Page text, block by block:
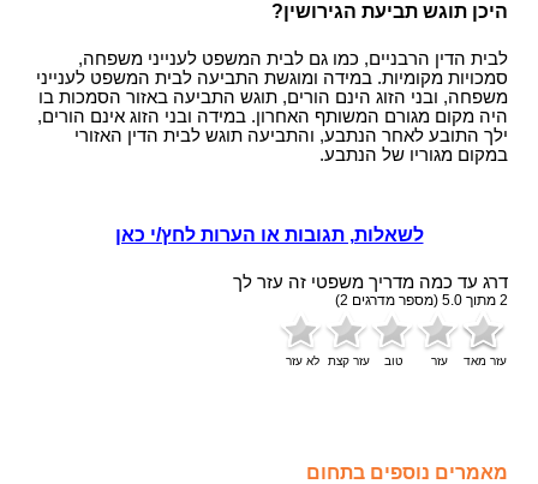
היכן תוגש תביעת הגירושין?
לבית הדין הרבניים, כמו גם לבית המשפט לענייני משפחה,
סמכויות מקומיות. במידה ומוגשת התביעה לבית המשפט לענייני
משפחה, ובני הזוג הינם הורים, תוגש התביעה באזור הסמכות בו
היה מקום מגורם המשותף האחרון. במידה ובני הזוג אינם הורים,
ילך התובע לאחר הנתבע, והתביעה תוגש לבית הדין האזורי
במקום מגוריו של הנתבע.
לשאלות, תגובות או הערות לחץ/י כאן
דרג עד כמה מדריך משפטי זה עזר לך
2 מתוך 5.0 (מספר מדרגים 2
)
עזר מאד עזר טוב עזר קצת לא עזר
מאמרים נוספים בתחום